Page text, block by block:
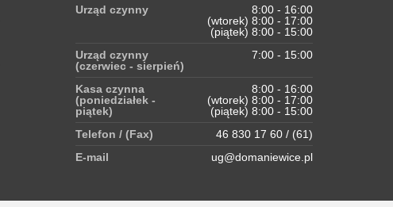
Urząd czynny
8:00 - 16:00
(wtorek) 8:00 - 17:00
(piątek) 8:00 - 15:00
Urząd czynny
(czerwiec - sierpień)
7:00 - 15:00
Kasa czynna
(poniedziałek -
piątek)
8:00 - 16:00
(wtorek) 8:00 - 17:00
(piątek) 8:00 - 15:00
Telefon / (Fax)
46 830 17 60 / (61)
E-mail
ug@domaniewice.pl